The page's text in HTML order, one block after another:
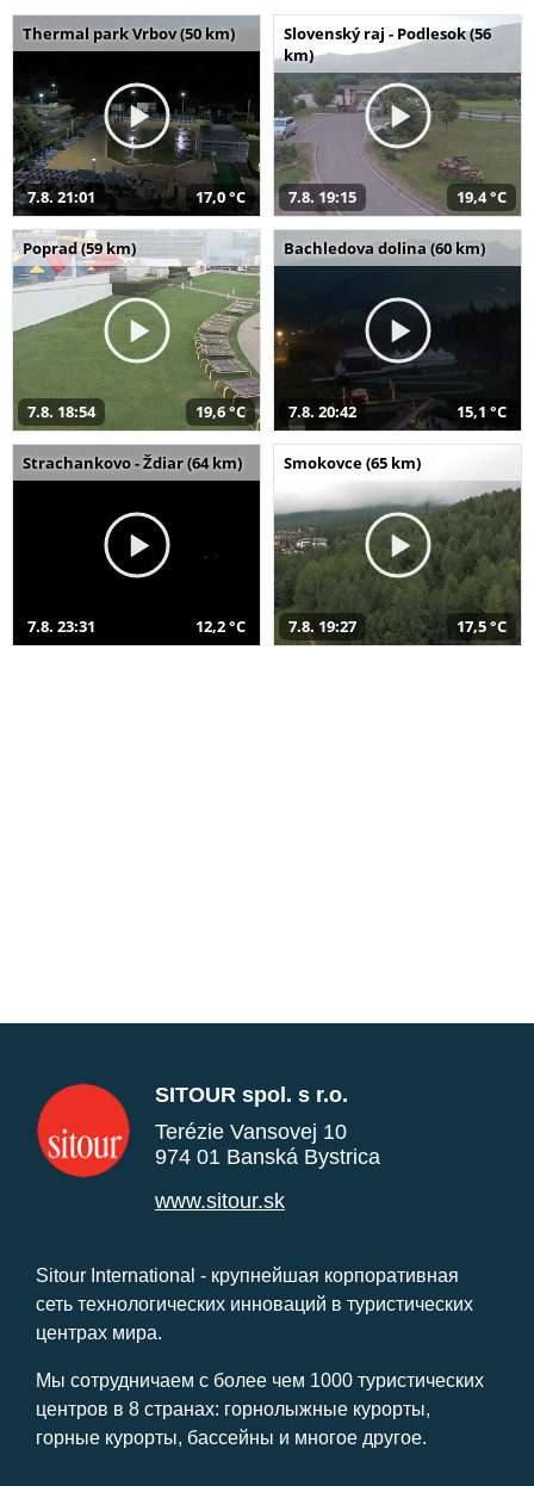
Thermal park Vrbov (50 km)
7.8. 21:01 17,0 °C
Slovenský raj - Podlesok (56
km)
7.8. 19:15 19,4 °C
Poprad (59 km)
7.8. 18:54 19,6 °C
Bachledova dolina (60 km)
7.8. 20:42 15,1 °C
Strachankovo - Ždiar (64 km)
7.8. 23:31 12,2 °C
Smokovce (65 km)
7.8. 19:27 17,5 °C
SITOUR spol. s r.o.
Terézie Vansovej 10
974 01 Banská Bystrica
www.sitour.sk
Sitour International - крупнейшая корпоративная
сеть технологических инноваций в туристических
центрах мира.
Мы сотрудничаем с более чем 1000 туристических
центров в 8 странах: горнолыжные курорты,
горные курорты, бассейны и многое другое.